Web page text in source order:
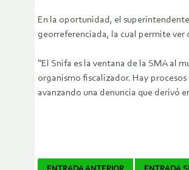
En la oportunidad, el
georreferenciada, la cual permite ver
“El Snifa es la ventana de la SMA al
organismo fiscalizador. Hay
avanzando una denuncia que derivó